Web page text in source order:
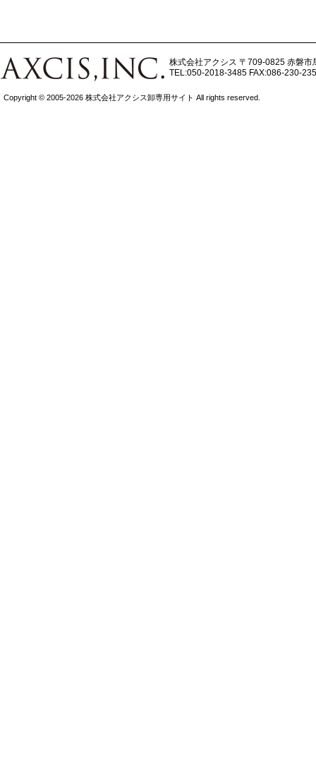
株式会社アクシス 〒709-0825 赤磐市
TEL:050-2018-3485 FAX:086-230-
Copyright © 2005-2026 株式会社アクシス卸専用サイト All rights reserved.